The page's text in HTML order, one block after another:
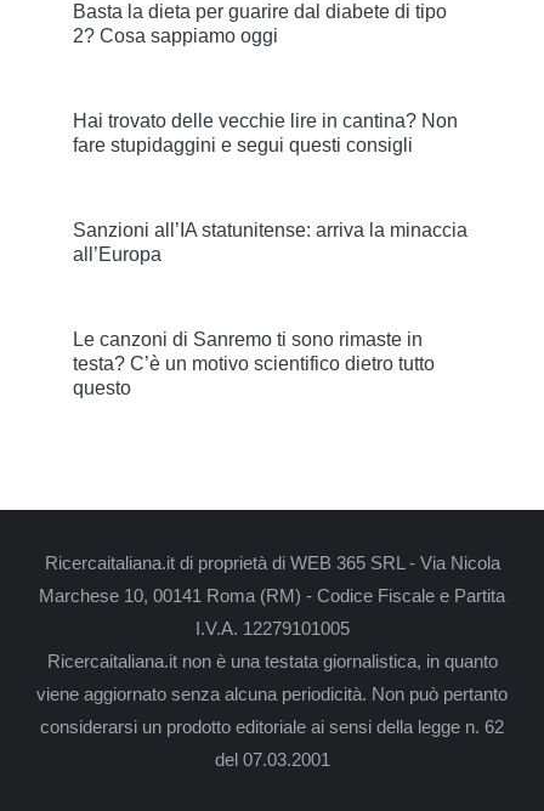
Basta la dieta per guarire dal diabete di tipo
2? Cosa sappiamo oggi
Hai trovato delle vecchie lire in cantina? Non
fare stupidaggini e segui questi consigli
Sanzioni all’IA statunitense: arriva la minaccia
all’Europa
Le canzoni di Sanremo ti sono rimaste in
testa? C’è un motivo scientifico dietro tutto
questo
Ricercaitaliana.it di proprietà di WEB 365 SRL - Via Nicola
Marchese 10, 00141 Roma (RM) - Codice Fiscale e Partita
I.V.A. 12279101005
Ricercaitaliana.it non è una testata giornalistica, in quanto
viene aggiornato senza alcuna periodicità. Non può pertanto
considerarsi un prodotto editoriale ai sensi della legge n. 62
del 07.03.2001